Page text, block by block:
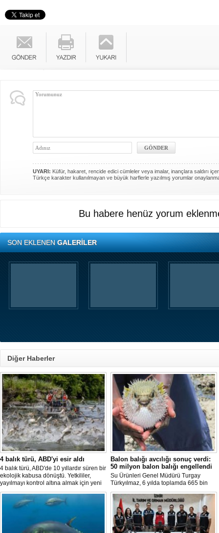
UYARI: Küfür, hakaret, rencide edici cümleler veya imalar, inançlara saldırı
Türkçe karakter kullanılmayan ve büyük harflerle yazılmış yorumlar
Bu habere henüz yorum
SON EKLENENGALERİLER
Diğer Haberler
4 balık türü, ABD'yi esir aldı
4 balık türü, ABD'de 10 yıllardır süren bir
ekolojik kabusa dönüştü. Yetkililer,
yayılmayı kontrol altına almak için yeni
projeler geliştirirken, uzmanlar
tamamen yok edilmenin imkansız
olduğunu belirtiyor.
Balon balığı avcılığı sonuç verdi:
50 milyon balon balığı engellendi
Su Ürünleri Genel Müdürü Turgay
Türkyılmaz, 6 yılda toplamda 665 bin
balon balığının ekosistemden
uzaklaştırıldığını belirterek, "Balon balığı
avcılığı sayesinde, yaklaşık 50 milyon
yeni balon balığının ekosisteme
katılması önlendi." dedi.